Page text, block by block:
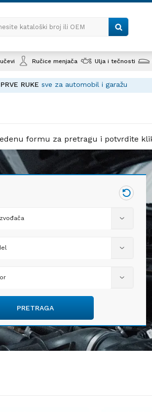
kataloški broj ili OEM
Ručice menjača Ulja i tečnosti
formu za pretragu i potvrdite
PRETRAGA